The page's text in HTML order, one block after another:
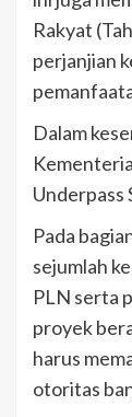
Rakyat
perjanjian
Dalam
Underpass
Pada
sejumlah
PLN serta
proyek
harus
otoritas